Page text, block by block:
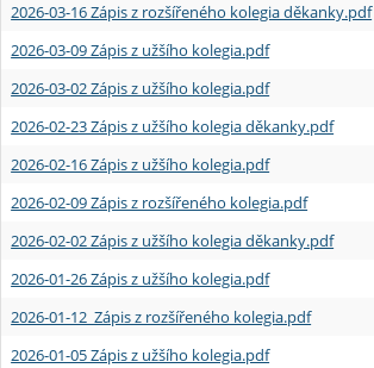
2026-03-16 Zápis z rozšířeného kolegia děkanky.pdf
2026-03-09 Zápis z užšího kolegia.pdf
2026-03-02 Zápis z užšího kolegia.pdf
2026-02-23 Zápis z užšího kolegia děkanky.pdf
2026-02-16 Zápis z užšího kolegia.pdf
2026-02-09 Zápis z rozšířeného kolegia.pdf
2026-02-02 Zápis z užšího kolegia děkanky.pdf
2026-01-26 Zápis z užšího kolegia.pdf
2026-01-12 Zápis z rozšířeného kolegia.pdf
2026-01-05 Zápis z užšího kolegia.pdf